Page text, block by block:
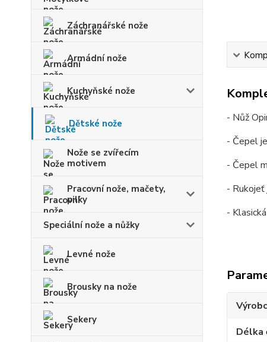
Záchranářské nože
Armádní nože
Kuchyňské nože
Dětské nože
Nože se zvířecím
motivem
Pracovní nože, mačety,
pilky
Speciální nože a nůžky
Levné nože
Brousky na nože
Sekery
- Nůž
- Čepel
- Čepel
-
-
Délka